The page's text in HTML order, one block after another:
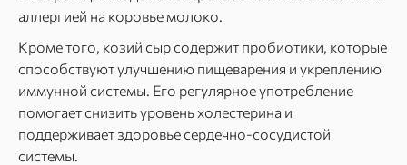
аллергией на коровье молоко.
Кроме того, козий сыр содержит пробиотики, которые
способствуют улучшению пищеварения и укреплению
иммунной системы. Его регулярное употребление
помогает снизить уровень холестерина и
поддерживает здоровье сердечно-сосудистой
системы.